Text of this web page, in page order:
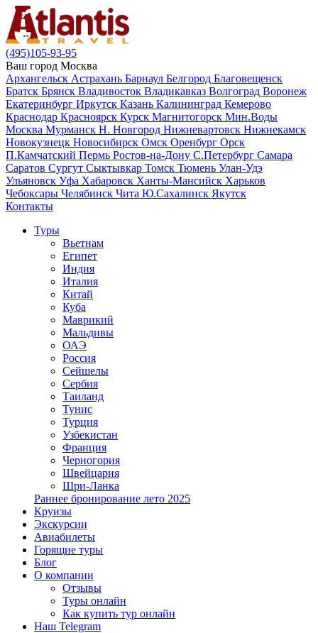
(495)105-93-95
Ваш город Москва
Архангельск Астрахань Барнаул Белгород Благовещенск
Братск Брянск Владивосток Владикавказ Волгоград Воронеж
Екатеринбург Иркутск Казань Калининград Кемерово
Краснодар Красноярск Курск Магнитогорск Мин.Воды
Москва Мурманск Н. Новгород Нижневартовск Нижнекамск
Новокузнецк Новосибирск Омск Оренбург Орск
П.Камчатский Пермь Ростов-на-Дону С.Петербург Самара
Саратов Сургут Сыктывкар Томск Тюмень Улан-Удэ
Ульяновск Уфа Хабаровск Ханты-Мансийск Харьков
Чебоксары Челябинск Чита Ю.Сахалинск Якутск
Контакты
Туры
Вьетнам
Египет
Индия
Италия
Китай
Куба
Маврикий
Мальдивы
ОАЭ
Россия
Сейшелы
Сербия
Таиланд
Тунис
Турция
Узбекистан
Франция
Черногория
Швейцария
Шри-Ланка
Раннее бронирование лето 2025
Круизы
Экскурсии
Авиабилеты
Горящие туры
Блог
О компании
Отзывы
Туры онлайн
Как купить тур онлайн
Наш Telegram